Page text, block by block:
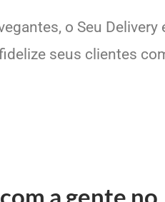
o Seu Delivery
seus clientes